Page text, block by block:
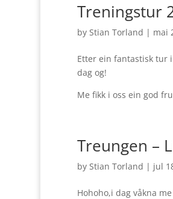
Treningstur
by Stian Torland | mai
Etter ein fantastisk tur
dag og!
Me fikk i oss ein god
Treungen –
by Stian Torland | jul
Hohoho,i dag våkna